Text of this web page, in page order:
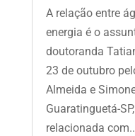
A relação entre
energia é o
doutoranda
23 de outubro
Almeida e
Guaratinguetá-
relacionada